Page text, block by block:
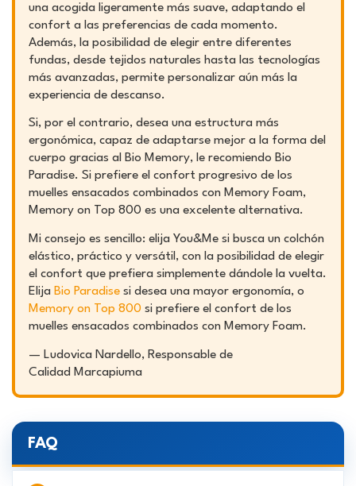
una acogida ligeramente más suave, adaptando el
confort a las preferencias de cada momento.
Además, la posibilidad de elegir entre diferentes
fundas, desde tejidos naturales hasta las tecnologías
más avanzadas, permite personalizar aún más la
experiencia de descanso.
Si, por el contrario, desea una estructura más
ergonómica, capaz de adaptarse mejor a la forma del
cuerpo gracias al Bio Memory, le recomiendo Bio
Paradise. Si prefiere el confort progresivo de los
muelles ensacados combinados con Memory Foam,
Memory on Top 800 es una excelente alternativa.
Mi consejo es sencillo: elija You&Me si busca un colchón
elástico, práctico y versátil, con la posibilidad de elegir
el confort que prefiera simplemente dándole la vuelta.
Elija Bio Paradise si desea una mayor ergonomía, o
Memory on Top 800 si prefiere el confort de los
muelles ensacados combinados con Memory Foam.
— Ludovica Nardello, Responsable de
Calidad Marcapiuma
FAQ